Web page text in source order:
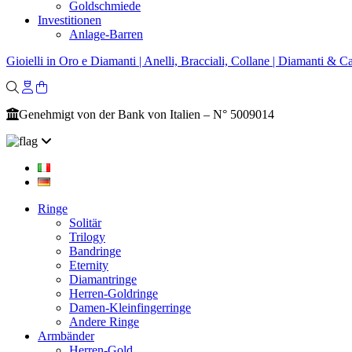
Goldschmiede
Investitionen
Anlage-Barren
Gioielli in Oro e Diamanti | Anelli, Bracciali, Collane | Diamanti &
Genehmigt von der Bank von Italien – N° 5009014
Ringe
Solitär
Trilogy
Bandringe
Eternity
Diamantringe
Herren-Goldringe
Damen-Kleinfingerringe
Andere Ringe
Armbänder